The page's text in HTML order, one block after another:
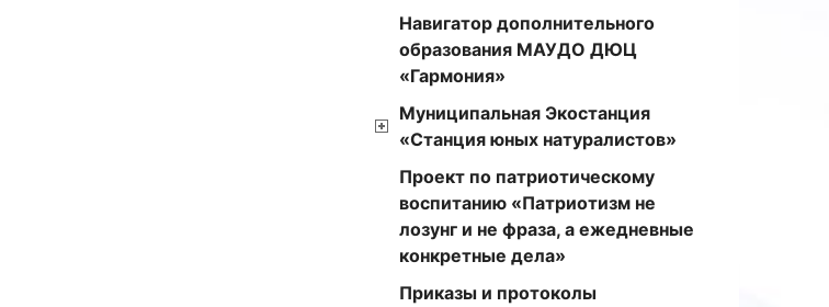
Навигатор дополнительного
образования МАУДО ДЮЦ
«Гармония»
Муниципальная Экостанция
«Станция юных натуралистов»
Проект по патриотическому
воспитанию «Патриотизм не
лозунг и не фраза, а ежедневные
конкретные дела»
Приказы и протоколы